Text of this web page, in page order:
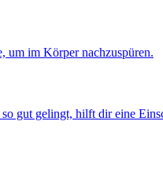
um im Körper nachzuspüren.
gut gelingt, hilft dir eine